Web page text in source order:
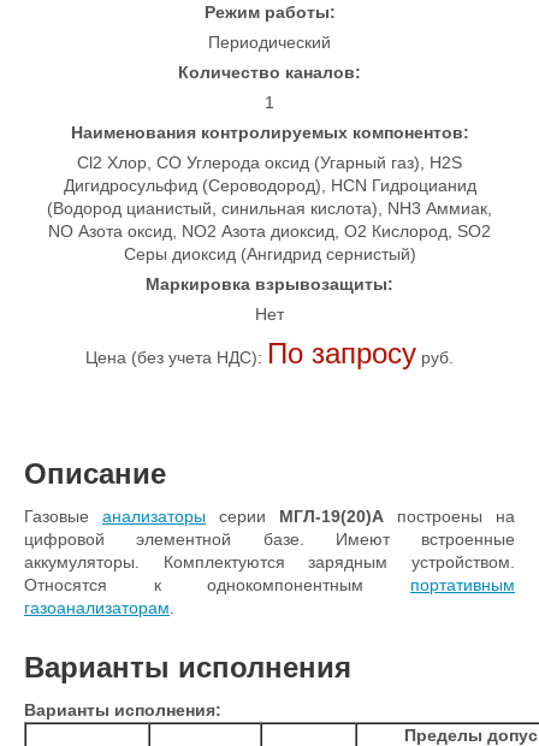
Режим работы:
Периодический
Количество каналов:
1
Наименования контролируемых компонентов:
Cl2 Хлор, CO Углерода оксид (Угарный газ), H2S
Дигидросульфид (Сероводород), HCN Гидроцианид
(Водород цианистый, синильная кислота), NH3 Аммиак,
NO Азота оксид, NO2 Азота диоксид, O2 Кислород, SO2
Серы диоксид (Ангидрид сернистый)
Маркировка взрывозащиты:
Нет
Цена (без учета НДС): По запросу руб.
Описание
Газовые анализаторы серии МГЛ-19(20)А построены на
цифровой элементной базе. Имеют встроенные
аккумуляторы. Комплектуются зарядным устройством.
Относятся к однокомпонентным портативным
газоанализаторам
Варианты исполнения
Варианты исполнения:
Пределы